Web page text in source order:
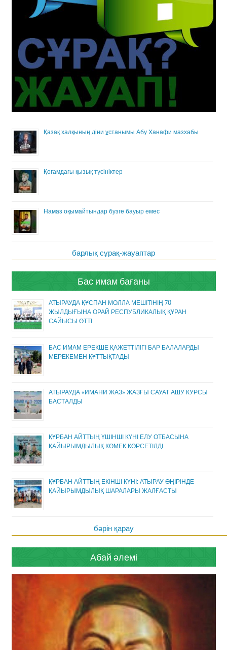
Қазақ халқының діни ұстанымы Абу Ханафи мазхабы
Қоғамдағы қызық түсініктер
Намаз оқымайтындар бузге бауыр емес
барлық сұрақ-жауаптар
Бас имам бағаны
АТЫРАУДА ҚҰСПАН МОЛЛА МЕШІТІНІҢ 70
ЖЫЛДЫҒЫНА ОРАЙ РЕСПУБЛИКАЛЫҚ ҚҰРАН
САЙЫСЫ ӨТТІ
БАС ИМАМ ЕРЕКШЕ ҚАЖЕТТІЛІГІ БАР БАЛАЛАРДЫ
МЕРЕКЕМЕН ҚҰТТЫҚТАДЫ
АТЫРАУДА «ИМАНИ ЖАЗ» ЖАЗҒЫ САУАТ АШУ КУРСЫ
БАСТАЛДЫ
ҚҰРБАН АЙТТЫҢ ҮШІНШІ КҮНІ ЕЛУ ОТБАСЫНА
ҚАЙЫРЫМДЫЛЫҚ КӨМЕК КӨРСЕТІЛДІ
ҚҰРБАН АЙТТЫҢ ЕКІНШІ КҮНІ: АТЫРАУ ӨҢІРІНДЕ
ҚАЙЫРЫМДЫЛЫҚ ШАРАЛАРЫ ЖАЛҒАСТЫ
бәрін қарау
Абай әлемі